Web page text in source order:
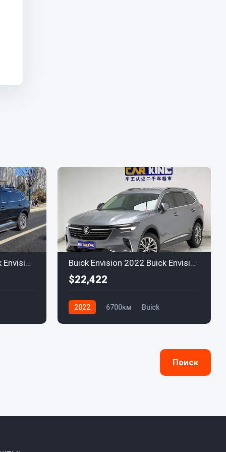
Buick Envision 2022 Buick EnvisionPlus 652T Luxury Buick Envision 2022 Buick EnvisionPlus 652T Luxury
$22,422
2022 6700км Buick
Поиск